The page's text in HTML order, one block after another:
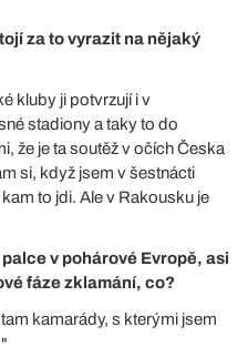
za to vyrazit na nějaký
kluby ji potvrzují i v
stadiony a taky to do
že je ta soutěž v očích Česka
si, když jsem v šestnácti
to jdi. Ale v Rakousku je
v pohárové Evropě, asi
fáze zklamání, co?
kamarády, s kterými jsem